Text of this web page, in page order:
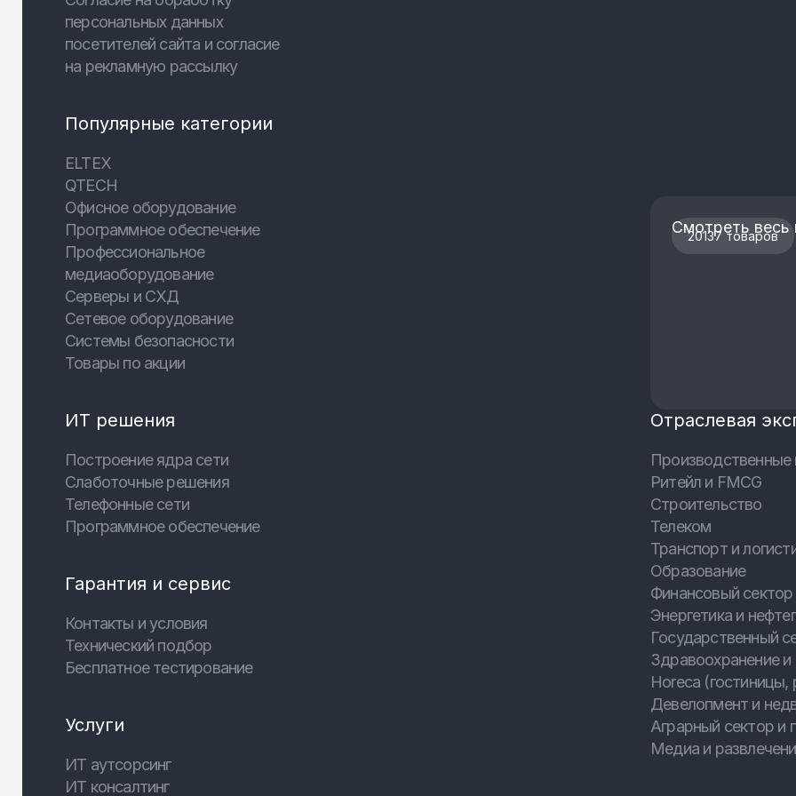
персональных данных
посетителей сайта и согласие
на рекламную рассылку
Популярные категории
ELTEX
QTECH
Офисное оборудование
Программное обеспечение
Профессиональное
медиаоборудование
Серверы и СХД
Сетевое оборудование
Системы безопасности
Товары по акции
20137 товаров
Смотреть весь
ИТ решения
Построение ядра сети
Слаботочные решения
Телефонные сети
Программное обеспечение
Гарантия и сервис
Контакты и условия
Технический подбор
Бесплатное тестирование
Услуги
ИТ аутсорсинг
ИТ консалтинг
Отраслевая
Производственные
Ритейл и FMCG
Строительство
Телеком
Транспорт и
Образование
Финансовый сектор
Энергетика и
Государственный
Здравоохранение
Horeca (гостиницы,
Девелопмент и
Аграрный сектор
Медиа и